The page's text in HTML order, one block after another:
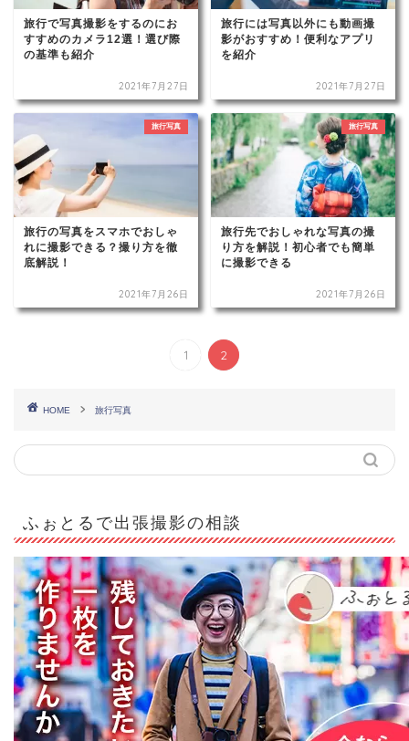
旅行で写真撮影をするのにお
すすめのカメラ12選！選び際
の基準も紹介
2021年7月27日
旅行には写真以外にも動画撮
影がおすすめ！便利なアプリ
を紹介
2021年7月27日
旅行写真
旅行の写真をスマホでおしゃ
れに撮影できる？撮り方を徹
底解説！
2021年7月26日
旅行写真
旅行先でおしゃれな写真の撮
り方を解説！初心者でも簡単
に撮影できる
2021年7月26日
1 2
HOME 旅行写真
ふぉとるで出張撮影の相談